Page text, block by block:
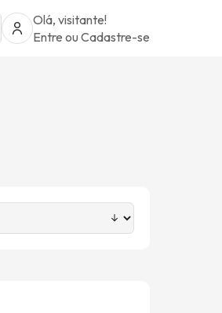
Olá, visitante!
Entre ou Cadastre-se